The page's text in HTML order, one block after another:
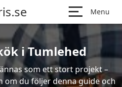
Menu
i Tumlehed
som ett stort projekt –
om du följer denna guide och